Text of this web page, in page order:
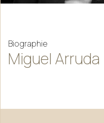
Biographie
Miguel Arruda